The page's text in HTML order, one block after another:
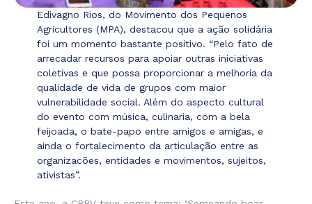
Edivagno Rios, do Movimento dos Pequenos
Agricultores (MPA), destacou que a ação solidária
foi um momento bastante positivo. “Pelo fato de
arrecadar recursos para apoiar outras iniciativas
coletivas e que possa proporcionar a melhoria da
qualidade de vida de grupos com maior
vulnerabilidade social. Além do aspecto cultural
do evento com música, culinaria, com a bela
feijoada, o bate-papo entre amigos e amigas, e
ainda o fortalecimento da articulação entre as
organizacões, entidades e movimentos, sujeitos,
ativistas”.